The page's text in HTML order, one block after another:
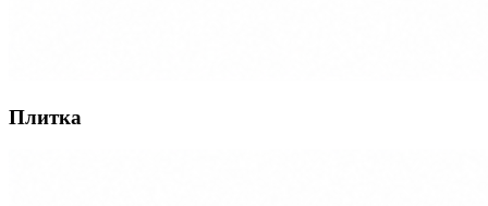
Плитка